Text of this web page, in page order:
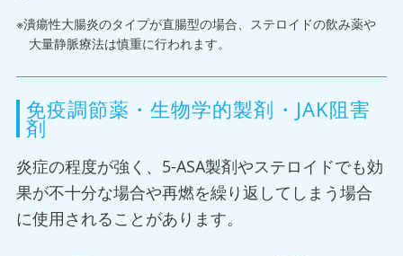
※潰瘍性大腸炎のタイプが直腸型の場合、ステロイドの飲み薬や
大量静脈療法は慎重に行われます。
免疫調節薬・生物学的製剤・JAK阻害
剤
炎症の程度が強く、5-ASA製剤やステロイドでも効
果が不十分な場合や再燃を繰り返してしまう場合
に使用されることがあります。